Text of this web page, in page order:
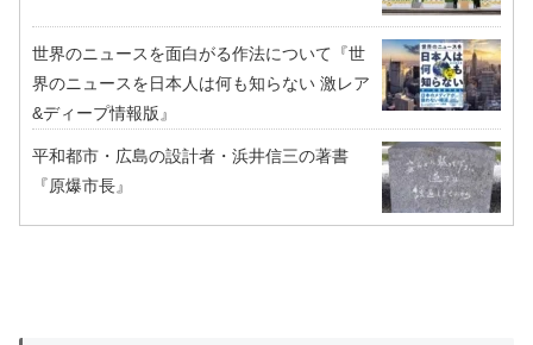
世界のニュースを面白がる作法について『世
界のニュースを日本人は何も知らない 激レア
&ディープ情報版』
平和都市・広島の設計者・浜井信三の著書
『原爆市長』